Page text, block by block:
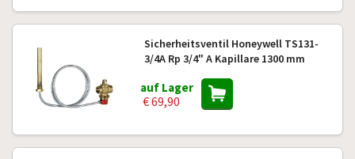
Sicherheitsventil Honeywell TS131-
3/4A Rp 3/4" A Kapillare 1300 mm
auf Lager
€ 69,90